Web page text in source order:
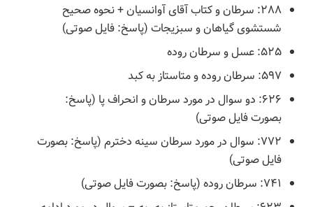
۲۸۸: سرطان و کتاب آقای آوانسیان + نحوه صحیح
شستشوی گیاهان و سبزیجات (پاسخ: فایل صوتی)
۵۲۵: عسل و سرطان روده
۵۹۷: سرطان روده و متاستاز به کبد
۶۲۶: دو سوال در مورد سرطان و انحراف پا (پاسخ:
بصورت فایل صوتی)
۷۷۲: سوال در مورد سرطان سینه دخترم (پاسخ: بصورت
فایل صوتی)
۷۴۱: سرطان روده (پاسخ: بصورت فایل صوتی)